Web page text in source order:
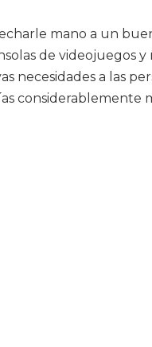
mano a un
de videojuegos y
necesidades a las
considerablemente